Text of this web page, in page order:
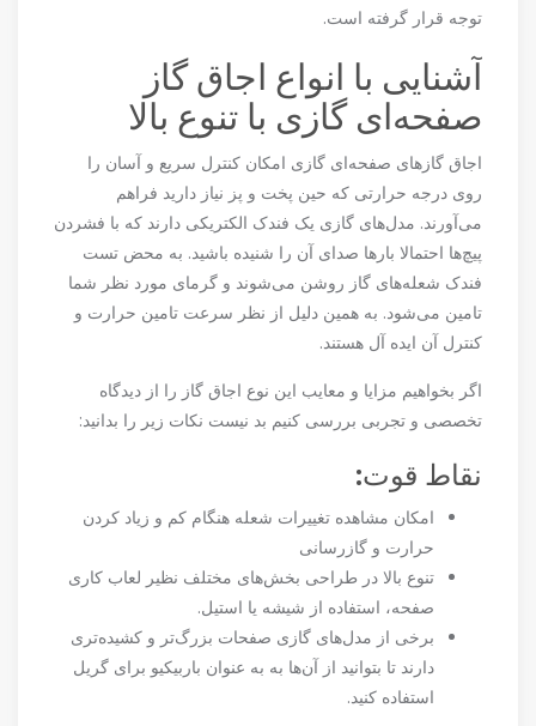
توجه قرار گرفته است.
آشنایی با انواع اجاق گاز
صفحه‌ای گازی با تنوع بالا
اجاق گازهای صفحه‌ای گازی امکان کنترل سریع و آسان را
روی درجه حرارتی که حین پخت و پز نیاز دارید فراهم
می‌آورند. مدل‌های گازی یک فندک الکتریکی دارند که با فشردن
پیچ‌ها احتمالا بارها صدای آن را شنیده باشید. به محض تست
فندک شعله‌های گاز روشن می‌شوند و گرمای مورد نظر شما
تامین می‌شود. به همین دلیل از نظر سرعت تامین حرارت و
کنترل آن ایده آل هستند.
اگر بخواهیم مزایا و معایب این نوع اجاق گاز را از دیدگاه
تخصصی و تجربی بررسی کنیم بد نیست نکات زیر را بدانید:
نقاط قوت:
امکان مشاهده تغییرات شعله هنگام کم و زیاد کردن
حرارت و گازرسانی
تنوع بالا در طراحی بخش‌های مختلف نظیر لعاب کاری
صفحه، استفاده از شیشه یا استیل.
برخی از مدل‌های گازی صفحات بزرگ‌تر و کشیده‌تری
دارند تا بتوانید از آن‌ها به به عنوان باربیکیو برای گریل
استفاده کنید.